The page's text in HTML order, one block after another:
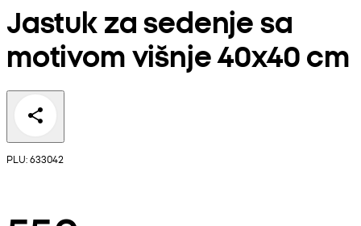
Jastuk za sedenje sa
motivom višnje 40x40 cm
PLU: 633042